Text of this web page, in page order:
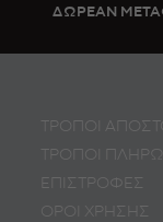
ΔΩΡΕΑΝ
ΤΡΟΠΟΙ
ΤΡΟΠΟΙ
ΕΠΙΣΤΡΟΦΕΣ
ΟΡΟΙ ΧΡΗΣΗΣ